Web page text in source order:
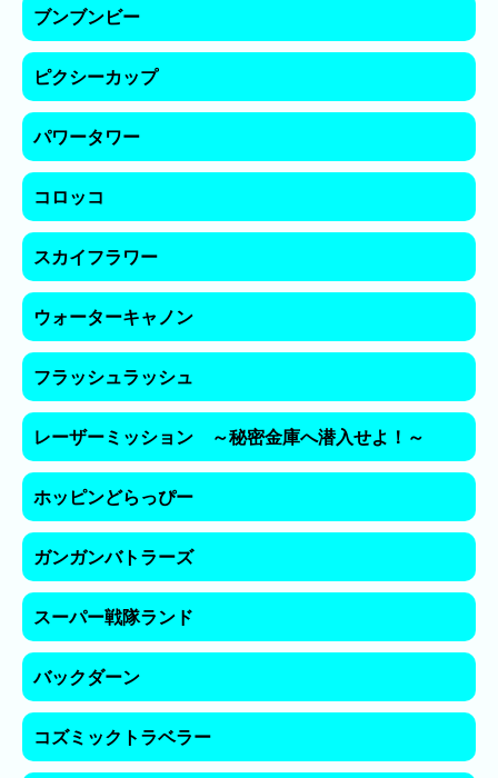
の
ラ
ン
キ
ン
グ
混
雑
ラ
ン
グ
今
日
ラ
ン
キ
ン
グ
日
の
ラ
ン
キ
ン
グ
今
月
の
ブンブンビー
ピクシーカップ
パワータワー
コロッコ
スカイフラワー
ウォーターキャノン
フラッシュラッシュ
レーザーミッション ～秘密金庫へ潜入せよ！～
ホッピンどらっぴー
ガンガンバトラーズ
スーパー戦隊ランド
バックダーン
コズミックトラベラー